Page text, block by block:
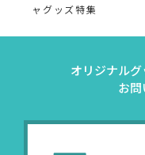
ャグッズ特集
オリジナル
お